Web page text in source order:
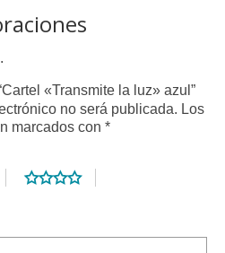
«Transmite la luz» azul”
no será publicada. Los
marcados con *